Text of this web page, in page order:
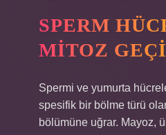
SPERM
MITOZ
Spermi ve yumurta
spesifik bir bölme türü
bölümüne uğrar. Mayoz,